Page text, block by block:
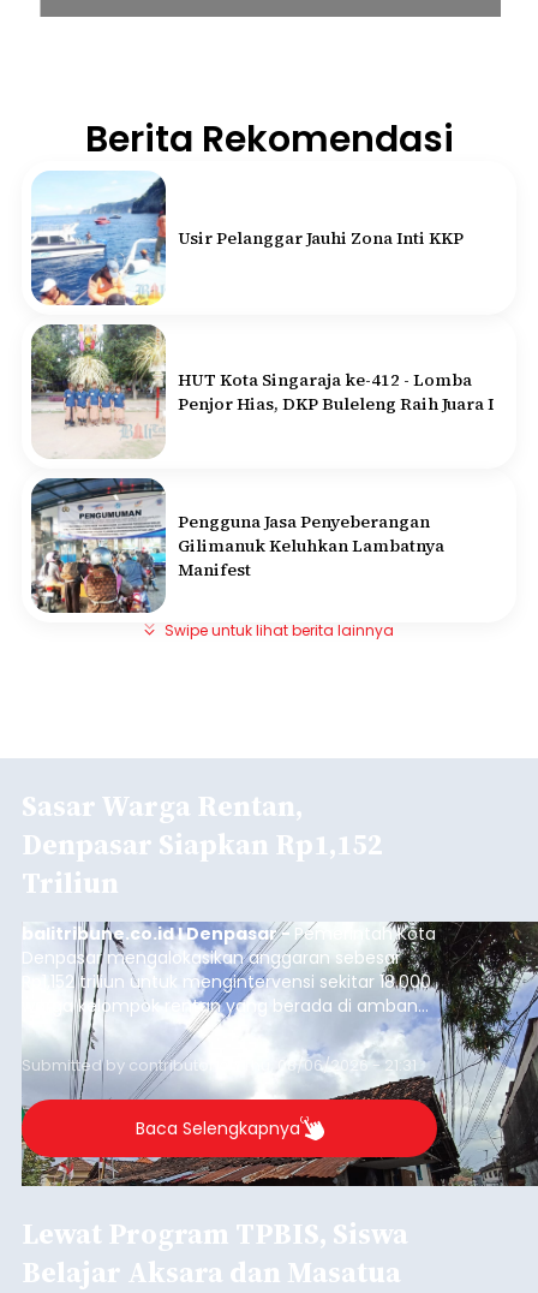
Berita Rekomendasi
Usir Pelanggar Jauhi Zona Inti KKP
HUT Kota Singaraja ke-412 - Lomba
Penjor Hias, DKP Buleleng Raih Juara I
Pengguna Jasa Penyeberangan
Gilimanuk Keluhkan Lambatnya
Manifest
Swipe untuk lihat berita lainnya
Sasar Warga Rentan,
Denpasar Siapkan Rp1,152
Triliun
balitribune.co.id I Denpasar - Pemerintah Kota
Denpasar mengalokasikan anggaran sebesar
Rp1,152 triliun untuk mengintervensi sekitar 18.000
warga kelompok rentan yang berada di ambang
garis kemiskinan. Langkah strategis ini diambil
guna menjaga masyarakat yang berada pada
kelompok desil 5 dan 6 tersebut agar tidak
merosot ke kategori miskin.
Submitted by contributor Thu, 08/06/2026 - 21:31
Baca Selengkapnya
Lewat Program TPBIS, Siswa
Belajar Aksara dan Masatua